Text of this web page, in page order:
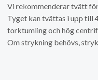
Vi rekommenderar tvätt
Tyget kan tvättas i upp till
torktumling och hög
Om strykning behövs,